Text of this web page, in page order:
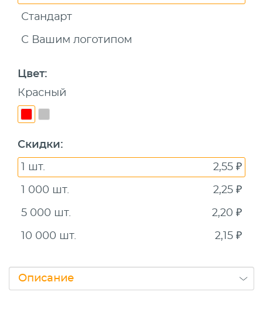
Стандарт
С Вашим логотипом
Цвет:
Красный
Скидки:
1 шт. 2,55 ₽
1 000 шт. 2,25 ₽
5 000 шт. 2,20 ₽
10 000 шт. 2,15 ₽